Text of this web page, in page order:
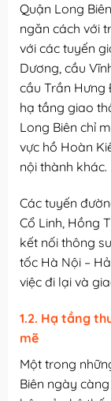
Quận Long
ngăn cách với
với các tuyến
Dương, cầu
cầu Trần Hưng
hạ tầng giao
Long Biên chỉ
vực hồ Hoàn
nội thành khác.
Các tuyến
Cổ Linh, Hồng
kết nối thông
tốc Hà Nội –
việc đi lại và
1.2. Hạ tầng
mẽ
Một trong
Biên ngày